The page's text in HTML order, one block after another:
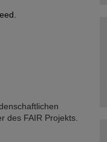
des FAIR Projekts.